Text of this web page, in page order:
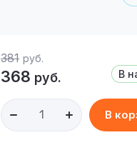
В
381 руб.
368 руб.
В